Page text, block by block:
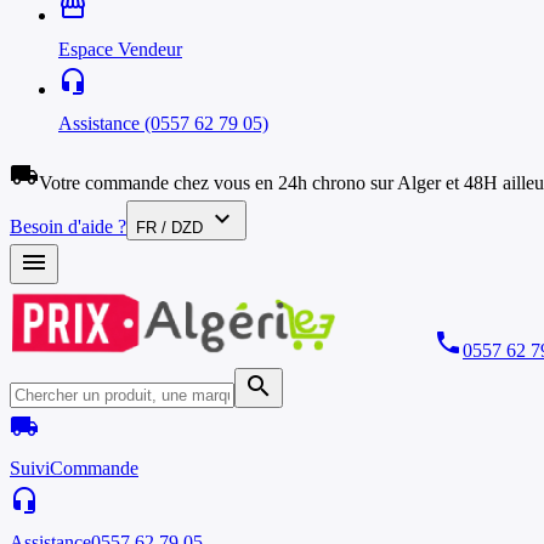
storefront
Espace Vendeur
headset_mic
Assistance (0557 62 79 05)
local_shippingVotre commande chez vous en 24h chrono sur Alger et 48H
Besoin d'aide ? FR / DZD
expand_more
menu
phone0557 62
search
local_shipping
SuiviCommande
headset_mic